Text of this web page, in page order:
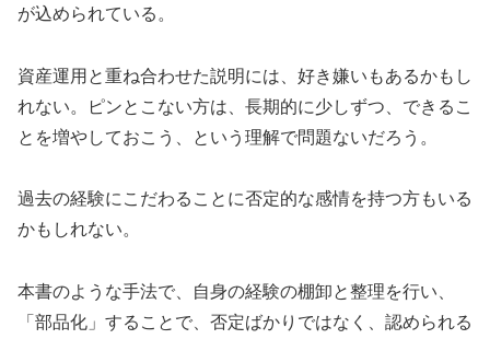
が込められている。
資産運用と重ね合わせた説明には、好き嫌いもあるかもし
れない。ピンとこない方は、長期的に少しずつ、できるこ
とを増やしておこう、という理解で問題ないだろう。
過去の経験にこだわることに否定的な感情を持つ方もいる
かもしれない。
本書のような手法で、自身の経験の棚卸と整理を行い、
「部品化」することで、否定ばかりではなく、認められる